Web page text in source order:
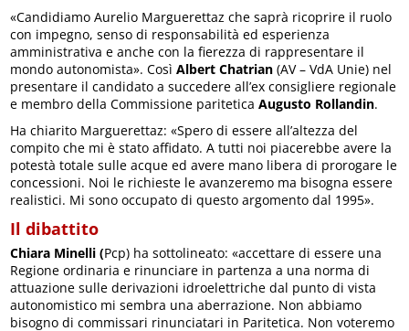
«Candidiamo Aurelio Marguerettaz che saprà ricoprire il ruolo
con impegno, senso di responsabilità ed esperienza
amministrativa e anche con la fierezza di rappresentare il
mondo autonomista». CosìAlbert Chatrian (AV – VdA Unie) nel
presentare il candidato a succedere all’ex consigliere regionale
e membro della Commissione pariteticaAugusto Rollandin.
Ha chiarito Marguerettaz: «Spero di essere all’altezza del
compito che mi è stato affidato. A tutti noi piacerebbe avere la
potestà totale sulle acque ed avere mano libera di prorogare le
concessioni. Noi le richieste le avanzeremo ma bisogna essere
realistici. Mi sono occupato di questo argomento dal 1995».
Il dibattito
Chiara Minelli (Pcp) ha sottolineato: «accettare di essere una
Regione ordinaria e rinunciare in partenza a una norma di
attuazione sulle derivazioni idroelettriche dal punto di vista
autonomistico mi sembra una aberrazione. Non abbiamo
bisogno di commissari rinunciatari in Paritetica. Non voteremo